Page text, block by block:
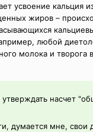
усвоение кальция
жиров –
любой
молока и творога
насчет
думается мне, свои